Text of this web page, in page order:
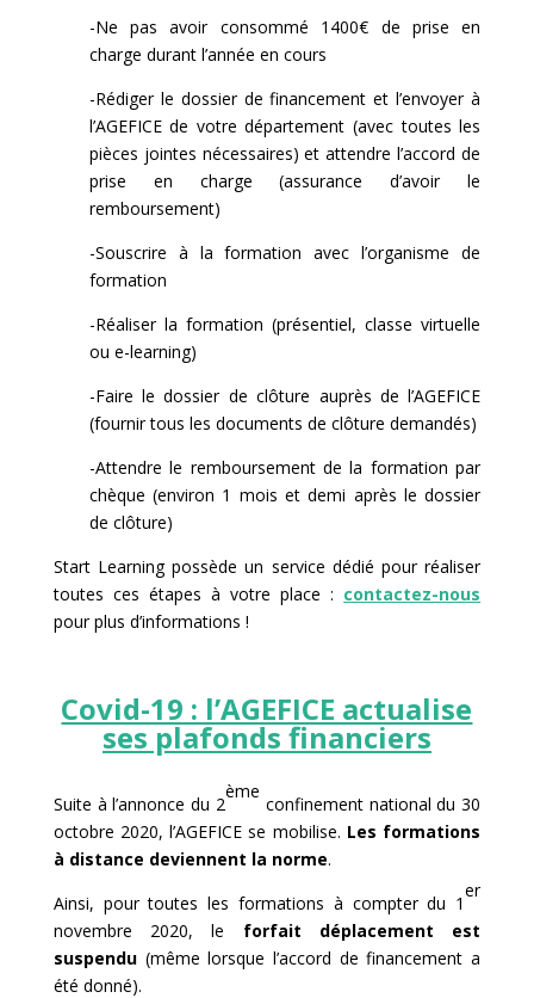
-Ne pas avoir consommé 1400€ de prise en
charge durant l’année en cours
-Rédiger le dossier de financement et l’envoyer à
l’AGEFICE de votre département (avec toutes les
pièces jointes nécessaires) et attendre l’accord de
prise en charge (assurance d’avoir le
remboursement)
-Souscrire à la formation avec l’organisme de
formation
-Réaliser la formation (présentiel, classe virtuelle
ou e-learning)
-Faire le dossier de clôture auprès de l’AGEFICE
(fournir tous les documents de clôture demandés)
-Attendre le remboursement de la formation par
chèque (environ 1 mois et demi après le dossier
de clôture)
Start Learning possède un service dédié pour réaliser
toutes ces étapes à votre place : contactez-nous
pour plus d’informations !
Covid-19 : l’AGEFICE actualise
ses plafonds financiers
Suite à l’annonce du 2
ème
confinement national du 30
octobre 2020, l’AGEFICE se mobilise. Les formations
à distance deviennent la norme.
Ainsi, pour toutes les formations à compter du 1
er
novembre 2020, le forfait déplacement est
suspendu(même lorsque l’accord de financement a
été donné).